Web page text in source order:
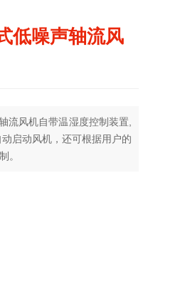
低噪声轴流风
流风机自带温湿度控制装置,
启动风机，还可根据用户的
。